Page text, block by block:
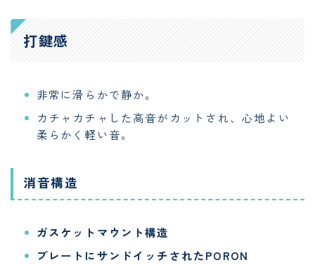
打鍵感
非常に滑らかで静か。
カチャカチャした高音がカットされ、心地よい
柔らかく軽い音。
消音構造
ガスケットマウント構造
プレートにサンドイッチされたPORON